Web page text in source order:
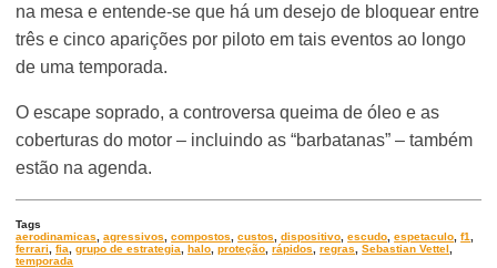
na mesa e entende-se que há um desejo de bloquear entre
três e cinco aparições por piloto em tais eventos ao longo
de uma temporada.
O escape soprado, a controversa queima de óleo e as
coberturas do motor – incluindo as “barbatanas” – também
estão na agenda.
Tags
aerodinamicas
,agressivos ,compostos ,custos ,dispositivo ,escudo ,espetaculo ,f1
ferrari
,fia ,grupo de estrategia ,halo ,proteção ,rápidos ,regras ,Sebastian Vettel
temporada